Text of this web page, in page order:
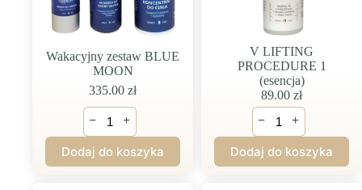
Wakacyjny zestaw BLUE
MOON
335.00 zł
ilość
Wakacyjny
zestaw
BLUE
MOON
− +
Dodaj do koszyka
V LIFTING
PROCEDURE 1
(esencja)
89.00 zł
ilość
LIFTING
PROCEDURE
1
− +
Dodaj do koszyka